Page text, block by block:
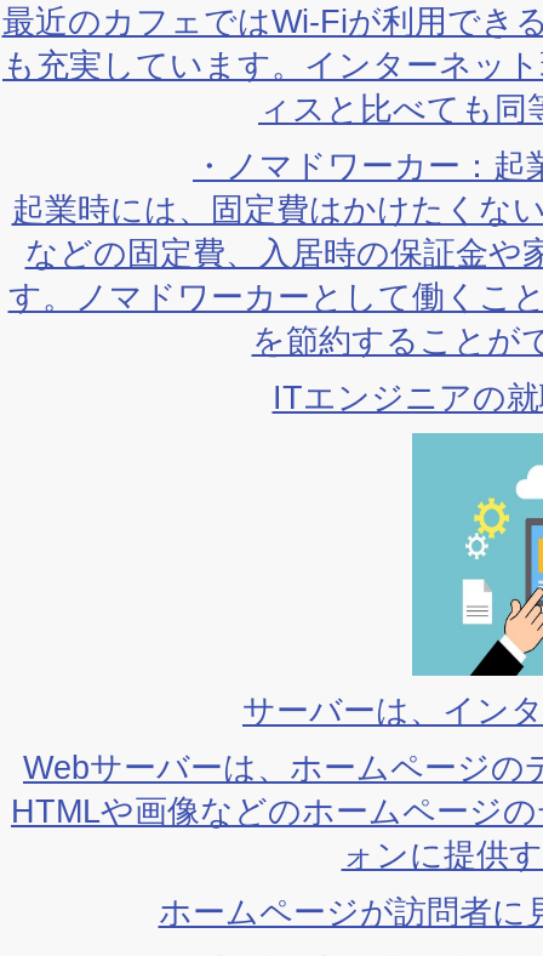
最近のカフェではWi-Fiが利用でき
も充実しています。インターネッ
ィスと比べても
・ノマドワーカー：
起業時には、固定費はかけたくな
などの固定費、入居時の保証金や
す。ノマドワーカーとして働くこ
を節約することが
ITエンジニアの
サーバーは、イン
Webサーバーは、ホームページ
HTMLや画像などのホームページ
ォンに提供
ホームページが訪問者